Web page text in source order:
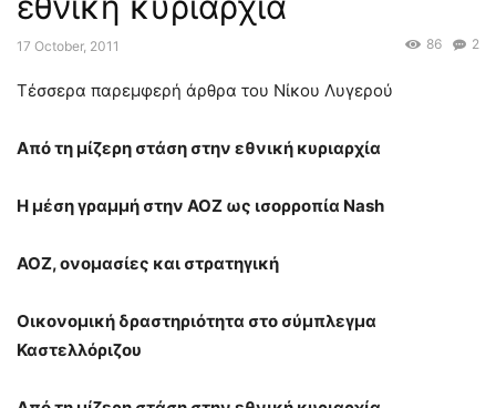
17 October, 2011 2
86
Τέσσερα παρεμφερή άρθρα του Νίκου Λυγερού
Από τη μίζερη στάση στην εθνική κυριαρχία
Η μέση γραμμή στην ΑΟΖ ως ισορροπία Nash
ΑΟΖ, ονομασίες και στρατηγική
Οικονομική δραστηριότητα στο σύμπλεγμα
Καστελλόριζου